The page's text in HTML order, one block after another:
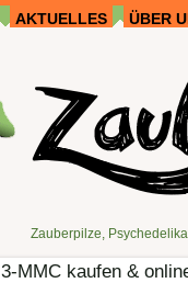
AKTUELLES ÜBER
Zauberpilze,
3-MMC kaufen &